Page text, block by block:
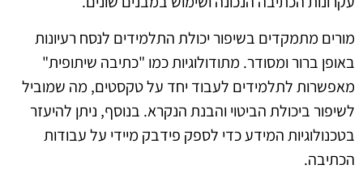
מורים מתמקדים בשיפור יכולת התלמידים לנסח רעיונות
באופן ברור ומסודר. מתודולוגיות כמו "כתיבה שיתופית"
מאפשרות לתלמידים לעבוד יחד על טקסטים, מה שמוביל
לשיפור ביכולת הביטוי והבנת הנקרא. בנוסף, ניתן להיעזר
בטכנולוגיות המידע כדי לספק פידבק מיידי על עבודות
הכתיבה.